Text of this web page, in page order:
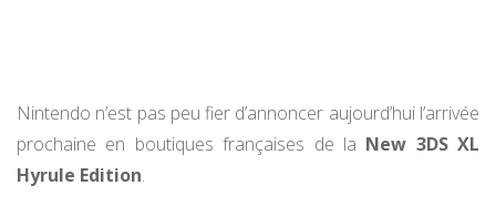
Nintendo n’est pas peu fier d’annoncer aujourd’hui l’arrivée
prochaine en boutiques françaises de la New 3DS XL
Hyrule Edition.